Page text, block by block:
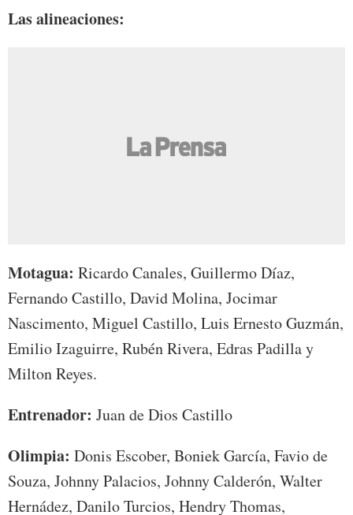
Las alineaciones:
Motagua: Ricardo Canales, Guillermo Díaz,
Fernando Castillo, David Molina, Jocimar
Nascimento, Miguel Castillo, Luis Ernesto Guzmán,
Emilio Izaguirre, Rubén Rivera, Edras Padilla y
Milton Reyes.
Entrenador: Juan de Dios Castillo
Olimpia: Donis Escober, Boniek García, Favio de
Souza, Johnny Palacios, Johnny Calderón, Walter
Hernádez, Danilo Turcios, Hendry Thomas,